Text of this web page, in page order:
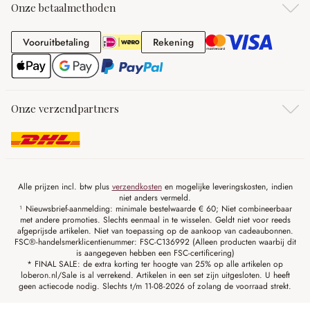
Onze betaalmethoden
VooruitbetalingVooruitbetalingRekeningRekening
Onze verzendpartners
Alle prijzen incl. btw plus verzendkostenen mogelijke leveringskosten, indien
niet anders vermeld.
¹ Nieuwsbrief-aanmelding: minimale bestelwaarde € 60; Niet combineerbaar
met andere promoties. Slechts eenmaal in te wisselen. Geldt niet voor reeds
afgeprijsde artikelen. Niet van toepassing op de aankoop van cadeaubonnen.
FSC®-handelsmerklicentienummer: FSC-C136992 (Alleen producten waarbij dit
is aangegeven hebben een FSC-certificering)
* FINAL SALE: de extra korting ter hoogte van 25% op alle artikelen op
loberon.nl/Sale is al verrekend. Artikelen in een set zijn uitgesloten. U heeft
geen actiecode nodig. Slechts t/m 11-08-2026 of zolang de voorraad strekt.